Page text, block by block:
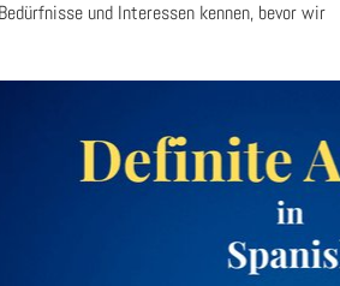
und Interessen kennen, bevor wir